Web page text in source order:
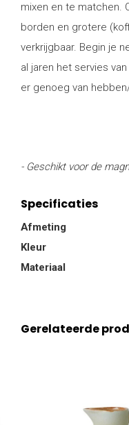
mixen en te matchen.
borden en grotere
verkrijgbaar. Begin je
al jaren het servies
er genoeg van
- Geschikt voor de
Specificaties
Afmeting
Kleur
Materiaal
Gerelateerde